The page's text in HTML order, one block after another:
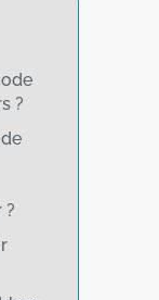
?
?